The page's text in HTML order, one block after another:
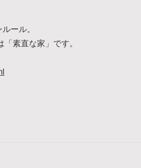
ール。
素直な家」です。